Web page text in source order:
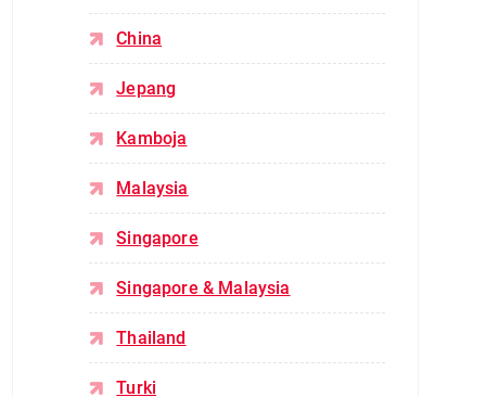
China
Jepang
Kamboja
Malaysia
Singapore
Singapore & Malaysia
Thailand
Turki